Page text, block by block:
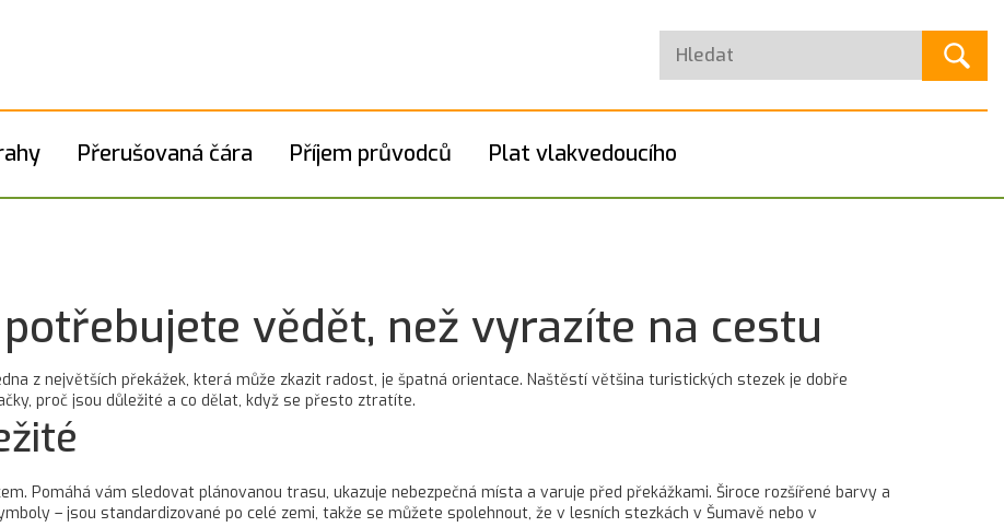
Přerušovaná čára Příjem průvodců Plat vlakvedoucího
vědět, než vyrazíte na cestu
z největších překážek, která může zkazit radost, je špatná orientace. Naštěstí většina turistických stezek je dobře
proč jsou důležité a co dělat, když se přesto ztratíte.
Pomáhá vám sledovat plánovanou trasu, ukazuje nebezpečná místa a varuje před překážkami. Široce rozšířené barvy a
– jsou standardizované po celé zemi, takže se můžete spolehnout, že v lesních stezkách v Šumavě nebo v